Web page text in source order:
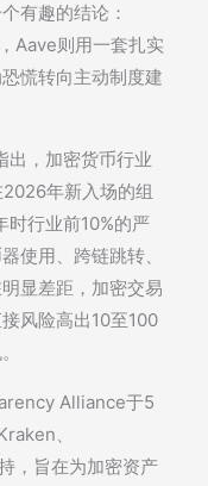
有趣的结论：
Aave则用一套扎实
慌转向主动制度建
出，加密货币行业
年新入场的组
行业前10%的严
使用、跨链跳转、
显差距，加密交易
风险高出10至100
Alliance于5
、
，旨在为加密资产